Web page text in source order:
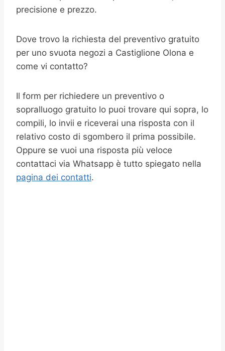
precisione e prezzo.
Dove trovo la richiesta del preventivo gratuito
per uno svuota negozi a Castiglione Olona e
come vi contatto?
Il form per richiedere un preventivo o
sopralluogo gratuito lo puoi trovare qui sopra, lo
compili, lo invii e riceverai una risposta con il
relativo costo di sgombero il prima possibile.
Oppure se vuoi una risposta più veloce
contattaci via Whatsapp è tutto spiegato nella
pagina dei contatti.